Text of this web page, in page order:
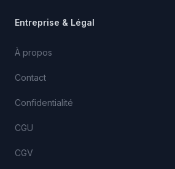
Entreprise & Légal
À propos
Contact
Confidentialité
CGU
CGV